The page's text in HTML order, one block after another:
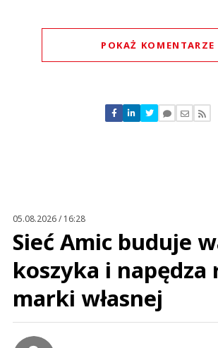
POKAŻ KOMENTARZE
Nie znaleziono komentarzy
Zostaw swoje
05.08.2026 / 16:28
Sieć Amic buduje
koszyka i napędza
marki własnej